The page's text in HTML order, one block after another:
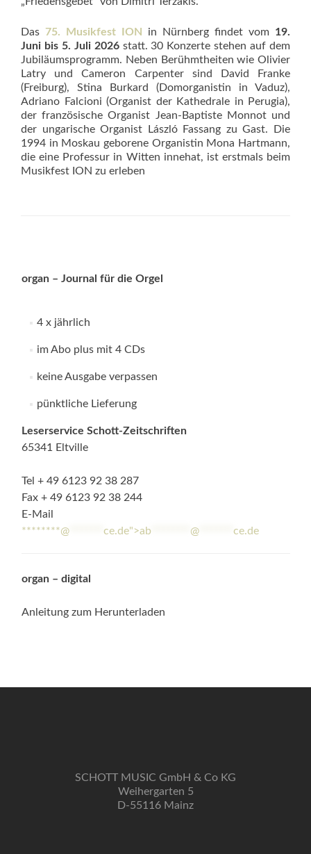
Das 75. Musikfest ION in Nürnberg findet vom 19.
Juni bis 5. Juli 2026statt. 30 Konzerte stehen auf dem
Jubiläumsprogramm. Neben Berühmtheiten wie Olivier
Latry und Cameron Carpenter sind David Franke
(Freiburg), Stina Burkard (Domorganistin in Vaduz),
Adriano Falcioni (Organist der Kathedrale in Perugia),
der französische Organist Jean-Baptiste Monnot und
der ungarische Organist László Fassang zu Gast. Die
1994 in Moskau geborene Orga­nis­tin Mona Hartmann,
die eine Professur in Witten innehat, ist erstmals beim
Musikfest ION zu erleben
organ – Journal für die Orgel
4 x jährlich
im Abo plus mit 4 CDs
keine Ausgabe verpassen
pünktliche Lieferung
Leserservice Schott-Zeitschriften
65341 Eltville
Tel + 49 6123 92 38 287
Fax + 49 6123 92 38 244
E-Mail
********@
ce.de">ab @ ce.de
organ – digital
Anleitung zum Herunterladen
SCHOTT MUSIC GmbH & Co KG
Weihergarten 5
D-55116 Mainz